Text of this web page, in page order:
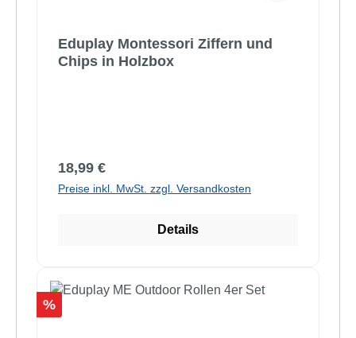
Eduplay Montessori Ziffern und
Chips in Holzbox
Regulärer Preis:
18,99 €
Preise inkl. MwSt. zzgl. Versandkosten
Details
Rabatt
%